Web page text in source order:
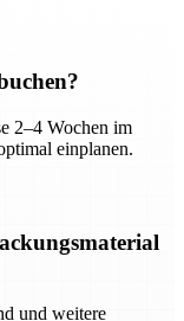
2–4 Wochen im
einplanen.
und weitere